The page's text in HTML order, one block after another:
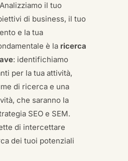
il tuo
di business, il tuo
e la tua
è la ricerca
: identifichiamo
per la tua attività,
di ricerca e una
che saranno la
SEO e SEM.
di intercettare
dei tuoi potenziali